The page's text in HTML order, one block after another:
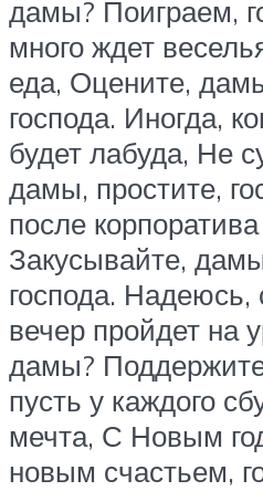
дамы? Поиграем,
много ждет
еда, Оцените,
господа. Иногда,
будет лабуда, Не
дамы, простите,
после
Закусывайте,
господа. Надеюсь,
вечер пройдет на
дамы?
пусть у каждого
мечта, С Новым
новым счастьем,